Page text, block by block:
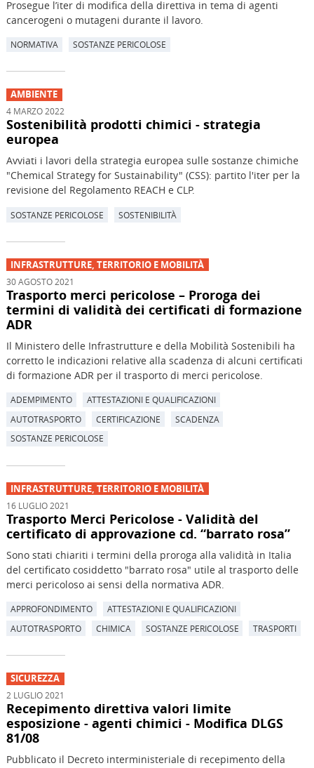
Prosegue l’iter di modifica della direttiva in tema di agenti
cancerogeni o mutageni durante il lavoro.
NORMATIVA SOSTANZE PERICOLOSE
AMBIENTE
4 MARZO 2022
Sostenibilità prodotti chimici - strategia
europea
Avviati i lavori della strategia europea sulle sostanze chimiche
"Chemical Strategy for Sustainability" (CSS): partito l'iter per la
revisione del Regolamento REACH e CLP.
SOSTANZE PERICOLOSE SOSTENIBILITÀ
INFRASTRUTTURE, TERRITORIO E MOBILITÀ
30 AGOSTO 2021
Trasporto merci pericolose – Proroga dei
termini di validità dei certificati di formazione
ADR
Il Ministero delle Infrastrutture e della Mobilità Sostenibili ha
corretto le indicazioni relative alla scadenza di alcuni certificati
di formazione ADR per il trasporto di merci pericolose.
ADEMPIMENTO
ATTESTAZIONI E QUALIFICAZIONI
AUTOTRASPORTO
CERTIFICAZIONE
SCADENZA
SOSTANZE PERICOLOSE
INFRASTRUTTURE, TERRITORIO E MOBILITÀ
16 LUGLIO 2021
Trasporto Merci Pericolose - Validità del
certificato di approvazione cd. “barrato rosa”
Sono stati chiariti i termini della proroga alla validità in Italia
del certificato cosiddetto "barrato rosa" utile al trasporto delle
merci pericoloso ai sensi della normativa ADR.
APPROFONDIMENTO
ATTESTAZIONI E QUALIFICAZIONI
AUTOTRASPORTO
CHIMICA SOSTANZE PERICOLOSE TRASPORTI
SICUREZZA
2 LUGLIO 2021
Recepimento direttiva valori limite
esposizione - agenti chimici - Modifica DLGS
81/08
Pubblicato il Decreto interministeriale di recepimento della